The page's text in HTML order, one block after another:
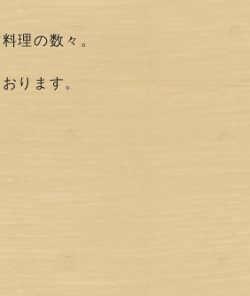
理の数々。
ります。